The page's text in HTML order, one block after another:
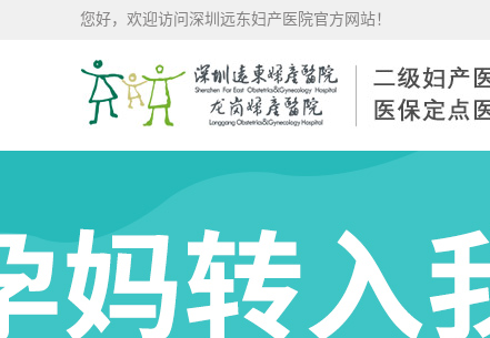
您好，欢迎访问深圳远东妇产医院官方网站！